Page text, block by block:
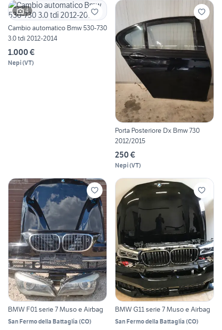
4
Cambio automatico Bmw 530-730
3.0 tdi 2012-2014
1.000 €
Nepi(VT)
Porta Posteriore Dx Bmw 730
2012/2015
250 €
Nepi(VT)
BMW F01 serie 7 Muso e Airbag
San Fermo della Battaglia (CO)
BMW G11 serie 7 Muso e Airbag
San Fermo della Battaglia (CO)